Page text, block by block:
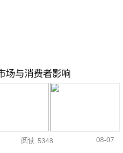
场与消费者影响
阅读 5348 08-07